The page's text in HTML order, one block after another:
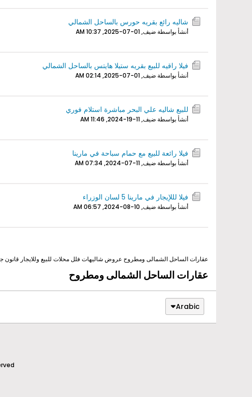
شاليه رائع بقريه حورس بالساحل الشمالي
أنشأ بواسطة ضيف,01-07-2025, 10:37 AM
فيلا راقيه للبيع بقريه ستيلا هايتس بالساحل الشمالي
أنشأ بواسطة ضيف,01-07-2025, 02:14 AM
للبيع شاليه علي البحر مباشرة استلام فوري
أنشأ بواسطة ضيف,11-19-2024, 11:46 AM
فيلا رائعة للبيع مع حمام سباحة في مارينا
أنشأ بواسطة ضيف,11-07-2024, 07:34 AM
فيلا لللإيجار في مارينا 5 لسان الوزراء
أنشأ بواسطة ضيف, 10-08-2024, 06:57 AM
عقارات الساحل الشمالى ومطروح عروض شاليهات فلل محلات للبيع وللايجار قانون
عقارات الساحل الشمالى ومطروح
Arabic